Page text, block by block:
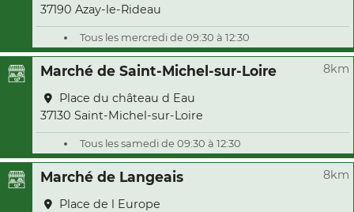
37190 Azay-le-Rideau
Tous les mercredi de 09:30 à 12:30
Marché de Saint-Michel-sur-Loire 8km
Place du château d Eau
37130 Saint-Michel-sur-Loire
Tous les samedi de 09:30 à 12:30
Marché de Langeais 8km
Place de l Europe